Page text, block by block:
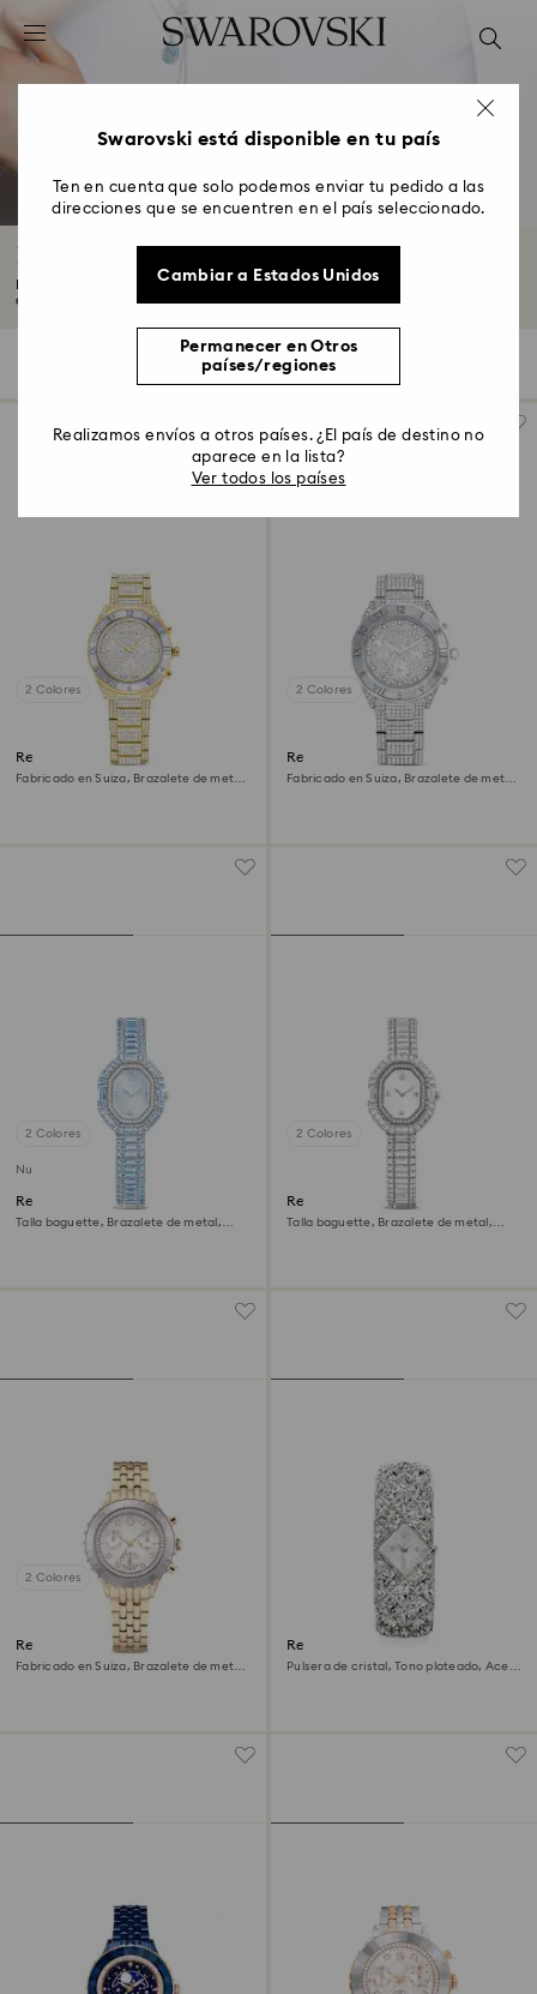
Accesskeys list
0 - Header
2 - Footer
4 - Search results
Relojes de Mujer
Nuestros relojes de mujer combiadornos impresionantes y acabados
elegantes...
Filtros
Filtros
2 Colores
Reloj Dextera lux
Fabricado en Suiza, Brazalete de metal,
2 Colores
Reloj Dextera lux
Fabricado en Suiza, Brazalete de metal,
2 Colores
Nuevo
Reloj Matrix octagon
Talla baguette, Brazalete de metal,
2 Colores
Reloj Matrix octagon
Talla baguette, Brazalete de metal,
2 Colores
Reloj Octea chrono
Fabricado en Suiza, Brazalete de metal,
Reloj Curiosa bangle
Pulsera de cristal, Tono plateado, Acero
Swarovski está disponible en tu país
Ten en cuenta que solo podemos enviar tu pedido a las
direcciones que se encuentren en el país seleccionado.
Cambiar a Estados Unidos
Permanecer en Otros
países/regiones
Realizamos envíos a otros países. ¿El país de destino no
aparece en la lista?
Ver todos los países